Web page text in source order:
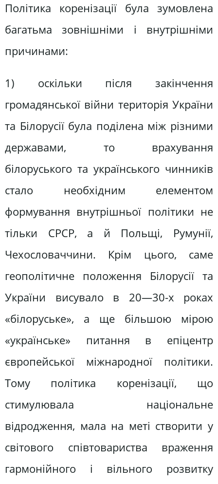
Політика коренізації була зумовлена
багатьма зовнішніми і внутрішніми
причинами:
1) оскільки після закінчення
громадянської війни територія України
та Білорусії була поділена між різними
державами, то врахування
білоруського та українського чинників
стало необхідним елементом
формування внутрішньої політики не
тільки СРСР, а й Польщі, Румунії,
Чехословаччини. Крім цього, саме
геополітичне положення Білорусії та
України висувало в 20—30-х роках
«білоруське», а ще більшою мірою
«українське» питання в епіцентр
європейської міжнародної політики.
Тому політика коренізації, що
стимулювала національне
відродження, мала на меті створити у
світового співтовариства враження
гармонійного і вільного розвитку